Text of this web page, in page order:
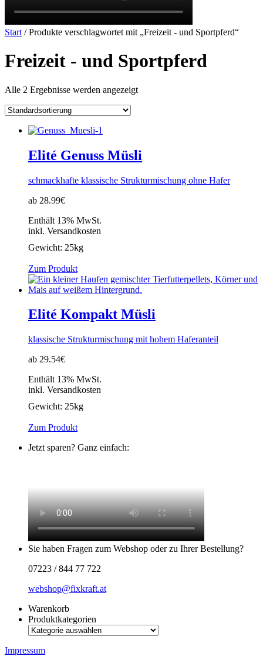
Start / Produkte verschlagwortet mit „Freizeit - und Sportpferd“
Freizeit - und Sportpferd
Alle 2 Ergebnisse werden angezeigt
Elité Genuss Müsli
schmackhafte klassische Strukturmischung ohne Hafer
ab 28.99€
Enthält 13% MwSt.
inkl. Versandkosten
Gewicht: 25kg
Zum Produkt
Elité Kompakt Müsli
klassische Strukturmischung mit hohem Haferanteil
ab 29.54€
Enthält 13% MwSt.
inkl. Versandkosten
Gewicht: 25kg
Zum Produkt
Jetzt sparen? Ganz einfach:
Sie haben Fragen zum Webshop oder zu Ihrer Bestellung?
07223 / 844 77 722
webshop@fixkraft.at
Warenkorb
Produktkategorien
Impressum